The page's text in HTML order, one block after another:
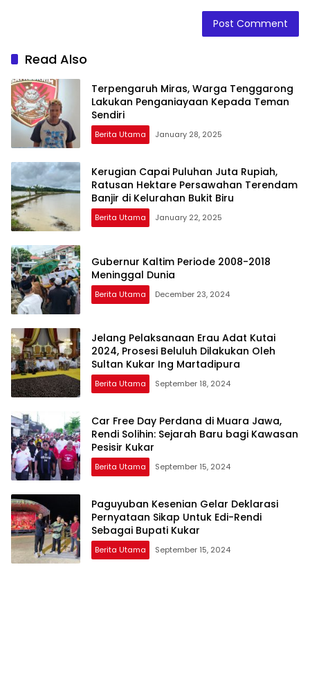
Read Also
Terpengaruh Miras, Warga Tenggarong
Lakukan Penganiayaan Kepada Teman
Sendiri
Berita Utama January 28, 2025
Kerugian Capai Puluhan Juta Rupiah,
Ratusan Hektare Persawahan Terendam
Banjir di Kelurahan Bukit Biru
Berita Utama January 22, 2025
Gubernur Kaltim Periode 2008-2018
Meninggal Dunia
Berita Utama December 23, 2024
Jelang Pelaksanaan Erau Adat Kutai
2024, Prosesi Beluluh Dilakukan Oleh
Sultan Kukar Ing Martadipura
Berita Utama September 18, 2024
Car Free Day Perdana di Muara Jawa,
Rendi Solihin: Sejarah Baru bagi Kawasan
Pesisir Kukar
Berita Utama September 15, 2024
Paguyuban Kesenian Gelar Deklarasi
Pernyataan Sikap Untuk Edi-Rendi
Sebagai Bupati Kukar
Berita Utama September 15, 2024